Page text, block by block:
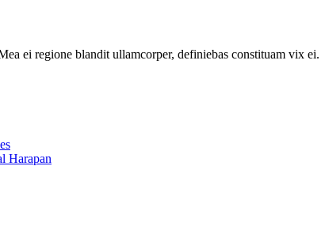
ei regione blandit ullamcorper, definiebas constituam vix ei.
Harapan